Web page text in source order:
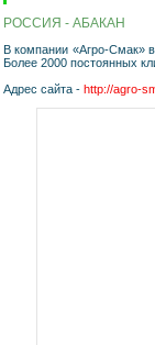
РОССИЯ - АБАКАН
В компании «Агро-Смак»
Более 2000 постоянных
Адрес сайта - http://agro-